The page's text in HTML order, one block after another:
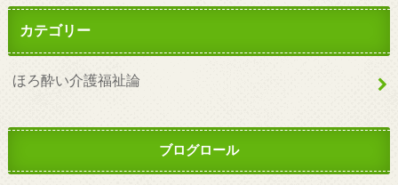
カテゴリー
ほろ酔い介護福祉論
ブログロール